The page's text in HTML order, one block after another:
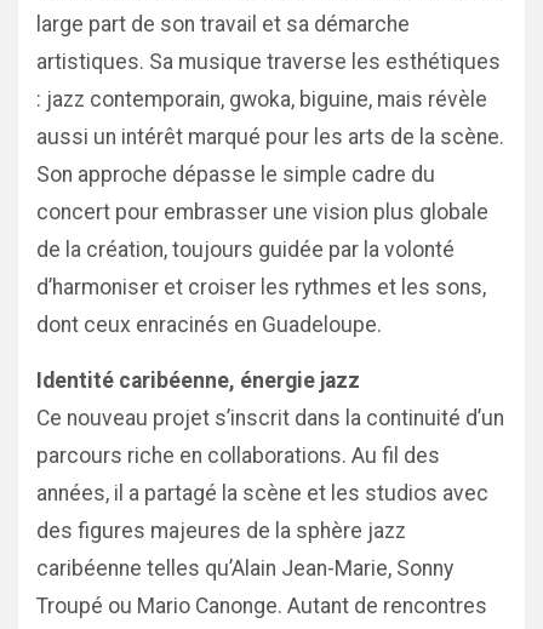
large part de son travail et sa démarche
artistiques. Sa musique traverse les esthétiques
: jazz contemporain, gwoka, biguine, mais révèle
aussi un intérêt marqué pour les arts de la scène.
Son approche dépasse le simple cadre du
concert pour embrasser une vision plus globale
de la création, toujours guidée par la volonté
d’harmoniser et croiser les rythmes et les sons,
dont ceux enracinés en Guadeloupe.
Identité caribéenne, énergie jazz
Ce nouveau projet s’inscrit dans la continuité d’un
parcours riche en collaborations. Au fil des
années, il a partagé la scène et les studios avec
des figures majeures de la sphère jazz
caribéenne telles qu’Alain Jean-Marie, Sonny
Troupé ou Mario Canonge. Autant de rencontres